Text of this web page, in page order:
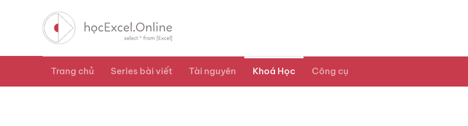
Trang chủ Series bài viết Tài nguyên Khoá Học Công cụ